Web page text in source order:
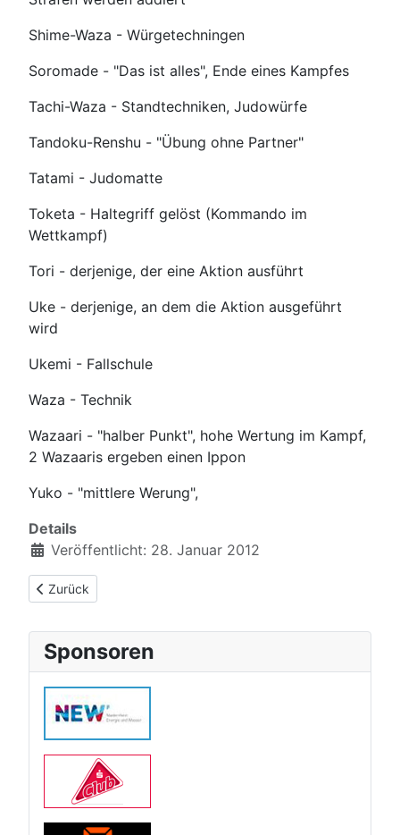
Shime-Waza - Würgetechningen
Soromade - "Das ist alles", Ende eines Kampfes
Tachi-Waza - Standtechniken, Judowürfe
Tandoku-Renshu - "Übung ohne Partner"
Tatami - Judomatte
Toketa - Haltegriff gelöst (Kommando im
Wettkampf)
Tori - derjenige, der eine Aktion ausführt
Uke - derjenige, an dem die Aktion ausgeführt
wird
Ukemi - Fallschule
Waza - Technik
Wazaari - "halber Punkt", hohe Wertung im Kampf,
2 Wazaaris ergeben einen Ippon
Yuko - "mittlere Werung",
Details
Veröffentlicht: 28. Januar 2012
Vorheriger Beitrag: Judo Regeln
Zurück
Sponsoren